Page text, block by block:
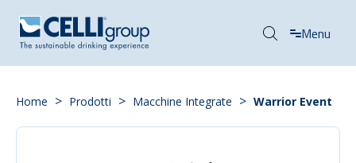
Menu
Home > Prodotti > Macchine Integrate > Warrior Event